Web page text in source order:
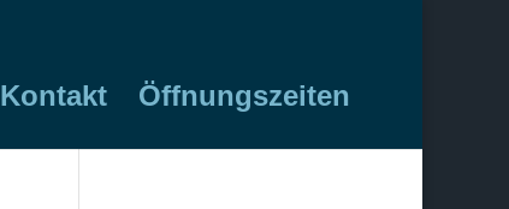
Kontakt Öffnungszeiten